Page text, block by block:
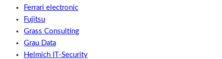
Ferrari electronic
Fujitsu
Grass Consulting
Grau Data
Helmich IT-Security